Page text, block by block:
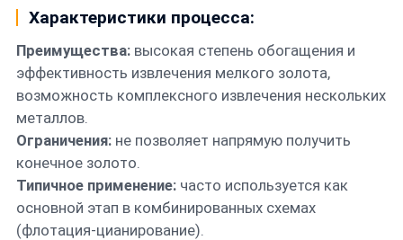
Характеристики процесса:
Преимущества: высокая степень обогащения и
эффективность извлечения мелкого золота,
возможность комплексного извлечения нескольких
металлов.
Ограничения: не позволяет напрямую получить
конечное золото.
Типичное применение: часто используется как
основной этап в комбинированных схемах
(флотация-цианирование).